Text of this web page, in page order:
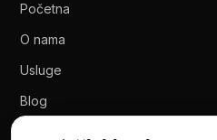
Početna
O nama
Usluge
Blog